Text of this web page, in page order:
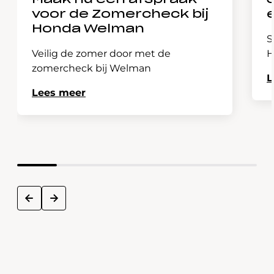
voor de Zomercheck bij
Honda Welman
Veilig de zomer door met de
zomercheck bij Welman
Lees meer
prev next